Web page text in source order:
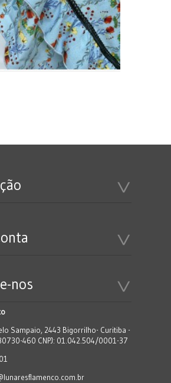
nos
Sampaio, 2443 Bigorrilho- Curitiba -
80730-460 CNPJ: 01.042.504/0001-37